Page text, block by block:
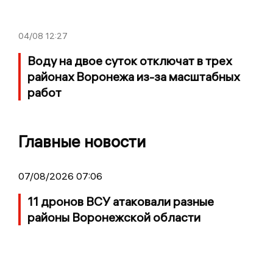
04/08 12:27
Воду на двое суток отключат в трех
районах Воронежа из-за масштабных
работ
Главные новости
07/08/2026 07:06
11 дронов ВСУ атаковали разные
районы Воронежской области